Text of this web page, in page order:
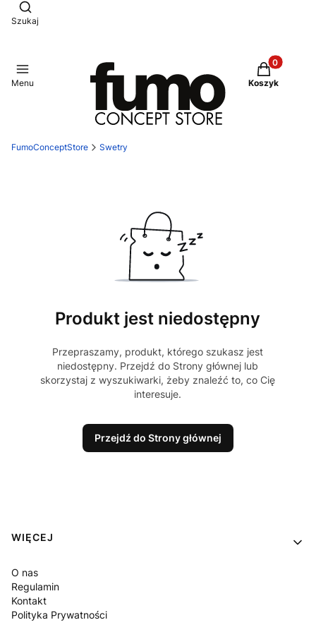
Otwórz wyszukiwarkę
Szukaj
Menu
Produkty
Koszyk
FumoConceptStore Swetry
Produkt jest niedostępny
Przepraszamy, produkt, którego szukasz jest
niedostępny. Przejdź do Strony głównej lub
skorzystaj z wyszukiwarki, żeby znaleźć to, co Cię
interesuje.
Przejdź do Strony głównej
Linki w stopce
WIĘCEJ
O nas
Regulamin
Kontakt
Polityka Prywatności